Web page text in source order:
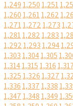
1,2491,2501,251
1,2601,2611,262
1,2711,2721,273
1,2811,2821,283
1,2921,2931,294
1,3031,3041,305
1,3141,3151,316
1,3251,3261,327
1,3361,3371,338
1,3471,3481,349